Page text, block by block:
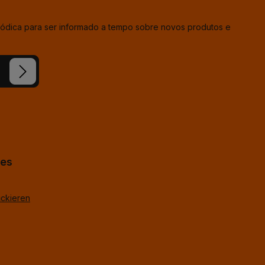
para ser informado a tempo sobre novos produtos e